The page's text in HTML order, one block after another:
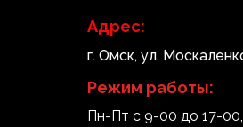
Адрес:
Режим работы:
г. Омск, ул.
Пн-Пт с 9-00 до 17-00,